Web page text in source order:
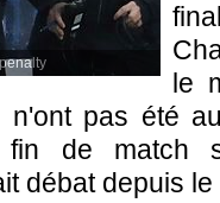
le
pas été
de match
débat depuis